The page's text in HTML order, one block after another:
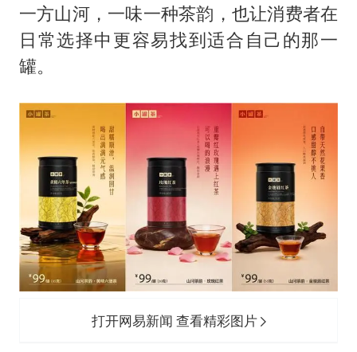
一方山河，一味一种茶韵，也让消费者在
日常选择中更容易找到适合自己的那一
罐。
打开网易新闻 查看精彩图片